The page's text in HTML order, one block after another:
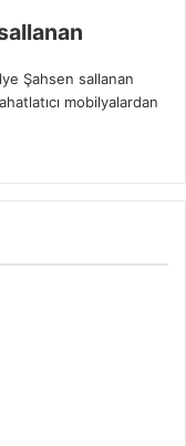
Şahsen sallanan
mobilyalardan